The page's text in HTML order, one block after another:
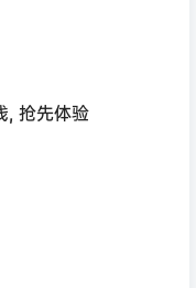
, 抢先体验